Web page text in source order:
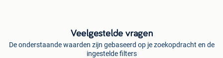
Veelgestelde vragen
De onderstaande waarden zijn gebaseerd op je zoekopdracht en de
ingestelde filters